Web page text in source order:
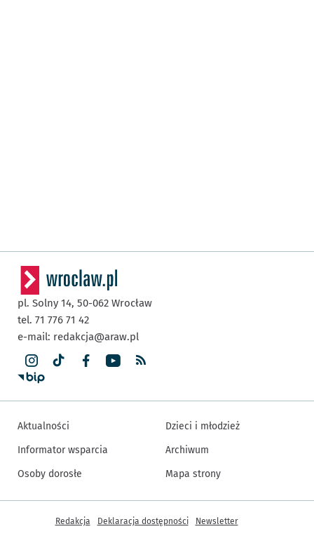
pl. Solny 14, 50-062 Wrocław
tel. 71 776 71 42
e-mail: redakcja@araw.pl
Aktualności
Informator wsparcia
Osoby dorosłe
Dzieci i młodzież
Archiwum
Mapa strony
Inne informacje
Redakcja Deklaracja dostępności Newsletter